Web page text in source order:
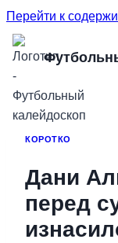
Перейти к
КОРОТКО
Дани
перед